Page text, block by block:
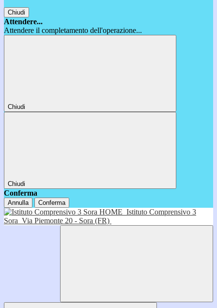
Chiudi
Attendere...
Attendere il completamento dell'operazione...
Chiudi
Chiudi
Conferma
Annulla Conferma
HOME Istituto Comprensivo 3
Sora Via Piemonte 20 - Sora (FR)